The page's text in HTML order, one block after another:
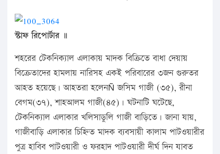
স্টাফ রিপোর্টার ॥
শহরের টেকনিক্যাল এলাকায় মাদক বিক্রিতে বাধা দেয়ায়
বিক্রেতাদের হামলায় নারিসহ একই পরিবারের ৩জন গুরুতর
আহত হয়েছে। আহতরা হলেনÑ জসিম গাজী (৩৫), রীনা
বেগম(৩৭), শাহআলম গাজী(৪৫)। ঘটনাটি ঘটেছে,
টেকনিক্যাল এলাকার খলিসাডুলি গাজী বাড়িতে। জানা যায়,
গাজীবাড়ি এলাকার চিহ্নিত মাদক ব্যবসায়ী কালাম পাটওয়ারীর
পুত্র হাবিব পাটওয়ারী ও ফরহাদ পাটওয়ারী দীর্ঘ দিন যাবত